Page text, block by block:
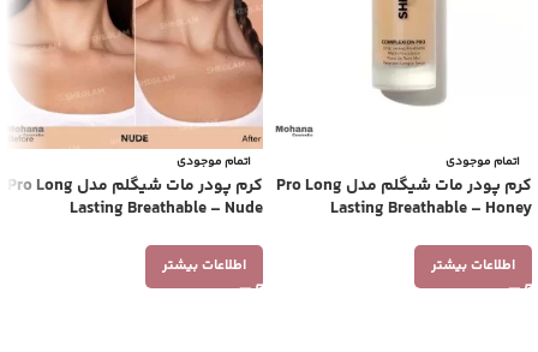
اتمام موجودی
کرم پودر مات شیگلم مدل Pro Long
Lasting Breathable – Honey
اطلاعات بیشتر
اتمام موجودی
کرم پودر مات شیگلم مدل Pro Long
Lasting Breathable – Nude
اطلاعات بیشتر